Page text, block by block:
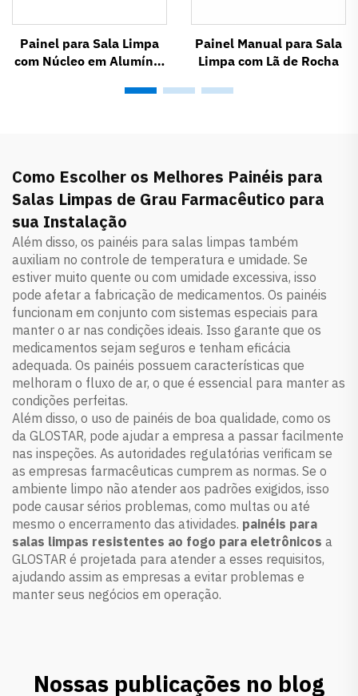
Painel para Sala Limpa
com Núcleo em Alumínio
Painel Manual para Sala
Limpa com Lã de Rocha
Como Escolher os Melhores Painéis para
Salas Limpas de Grau Farmacêutico para
sua Instalação
Além disso, os painéis para salas limpas também
auxiliam no controle de temperatura e umidade. Se
estiver muito quente ou com umidade excessiva, isso
pode afetar a fabricação de medicamentos. Os painéis
funcionam em conjunto com sistemas especiais para
manter o ar nas condições ideais. Isso garante que os
medicamentos sejam seguros e tenham eficácia
adequada. Os painéis possuem características que
melhoram o fluxo de ar, o que é essencial para manter as
condições perfeitas.
Além disso, o uso de painéis de boa qualidade, como os
da GLOSTAR, pode ajudar a empresa a passar facilmente
nas inspeções. As autoridades regulatórias verificam se
as empresas farmacêuticas cumprem as normas. Se o
ambiente limpo não atender aos padrões exigidos, isso
pode causar sérios problemas, como multas ou até
mesmo o encerramento das atividades. painéis para
salas limpas resistentes ao fogo para eletrônicos a
GLOSTAR é projetada para atender a esses requisitos,
ajudando assim as empresas a evitar problemas e
manter seus negócios em operação.
Nossas publicações no blog